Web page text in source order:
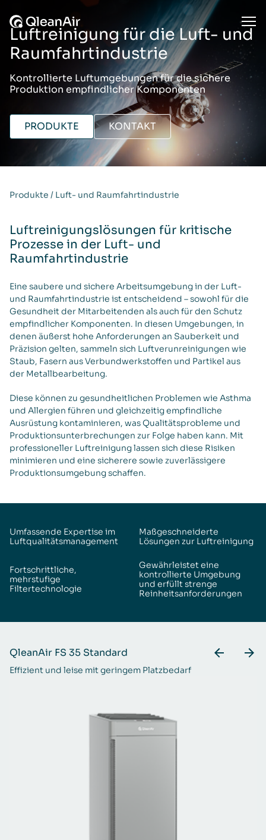
Luftreinigung für die Luft- und
Raumfahrtindustrie
Kontrollierte Luftumgebungen für die sichere
Produktion empfindlicher Komponenten
PRODUKTE KONTAKT
Produkte / Luft- und Raumfahrtindustrie
Luftreinigungslösungen für kritische
Prozesse in der Luft- und
Raumfahrtindustrie
Eine saubere und sichere Arbeitsumgebung in der Luft-
und Raumfahrtindustrie ist entscheidend – sowohl für die
Gesundheit der Mitarbeitenden als auch für den Schutz
empfindlicher Komponenten. In diesen Umgebungen, in
denen äußerst hohe Anforderungen an Sauberkeit und
Präzision gelten, sammeln sich Luftverunreinigungen wie
Staub, Fasern aus Verbundwerkstoffen und Partikel aus
der Metallbearbeitung.
Diese können zu gesundheitlichen Problemen wie Asthma
und Allergien führen und gleichzeitig empfindliche
Ausrüstung kontaminieren, was Qualitätsprobleme und
Produktionsunterbrechungen zur Folge haben kann. Mit
professioneller Luftreinigung lassen sich diese Risiken
minimieren und eine sicherere sowie zuverlässigere
Produktionsumgebung schaffen.
Umfassende Expertise im
Luftqualitätsmanagement
Maßgeschneiderte
Lösungen zur Luftreinigung
Fortschrittliche,
mehrstufige
Filtertechnologie
Gewährleistet eine
kontrollierte Umgebung
und erfüllt strenge
Reinheitsanforderungen
QleanAir FS 35 Standard
Effizient und leise mit geringem Platzbedarf